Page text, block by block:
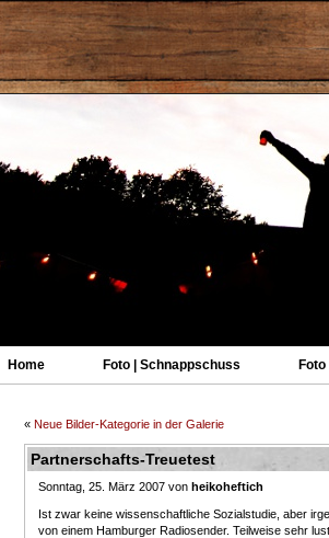
Home Foto | Schnappschuss
« Neue Bilder-Kategorie in der Galerie
Partnerschafts-Treuetest
Sonntag, 25. März 2007 von heikoheftich
Ist zwar keine wissenschaftliche Sozialstudie, aber
von einem Hamburger Radiosender. Teilweise sehr